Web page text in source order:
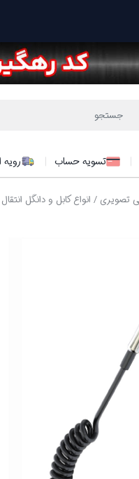
تسویه حساب
تصویری / انواع کابل و دانگل